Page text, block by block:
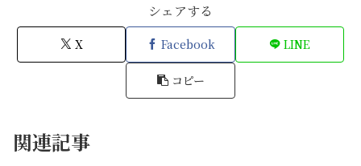
シェアする
X Facebook LINE
コピー
関連記事